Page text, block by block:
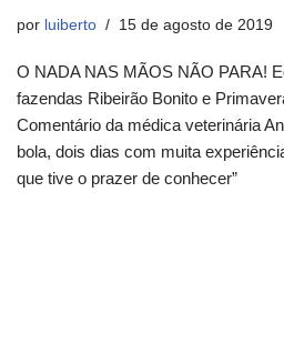
por luiberto 15 de agosto de 2019
O NADA NAS MÃOS NÃO PARA!
fazendas Ribeirão Bonito e
Comentário da médica veterinária
bola, dois dias com muita
que tive o prazer de conhecer”